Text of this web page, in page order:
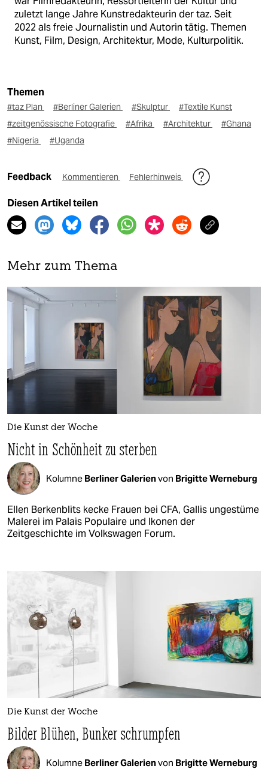
zuletzt lange Jahre Kunstredakteurin der taz. Seit
2022 als freie Journalistin und Autorin tätig. Themen
Kunst, Film, Design, Architektur, Mode, Kulturpolitik.
Themen
#taz Plan #Berliner Galerien #Skulptur
#Textile Kunst
#zeitgenössische Fotografie
#Afrika #Architektur
#Ghana
#Nigeria
#Uganda
Feedback Kommentieren Fehlerhinweis
Diesen Artikel teilen
Mehr zum Thema
Die Kunst der Woche
Nicht in Schönheit zu sterben
Kolumne Berliner Galerienvon Brigitte Werneburg
Ellen Berkenblits kecke Frauen bei CFA, Gallis ungestüme
Malerei im Palais Populaire und Ikonen der
Zeitgeschichte im Volkswagen Forum.
Die Kunst der Woche
Bilder Blühen, Bunker schrumpfen
Kolumne Berliner Galerienvon Brigitte Werneburg